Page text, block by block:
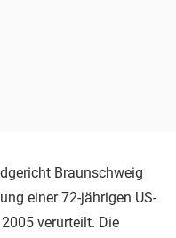
Braunschweig
einer 72-jährigen US-
verurteilt. Die